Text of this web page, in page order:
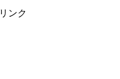
ンク